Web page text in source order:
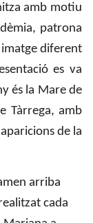
amb motiu
patrona
diferent
es va
és la Mare de
Tàrrega, amb
de la
arriba
cada